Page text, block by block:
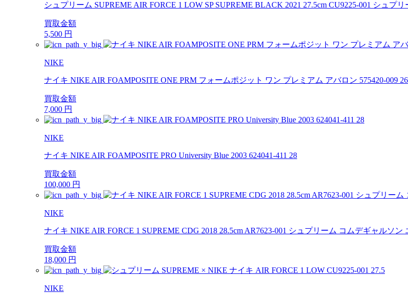
シュプリーム SUPREME AIR FORCE 1 LOW SP SUPREME BLACK 2021 27.5cm CU9225-001 シュプ
買取金額
5,500 円
NIKE
ナイキ NIKE AIR FOAMPOSITE ONE PRM フォームポジット ワン プレミアム アバロン 575420-009
買取金額
7,000 円
NIKE
ナイキ NIKE AIR FOAMPOSITE PRO University Blue 2003 624041-411 28
買取金額
100,000 円
NIKE
ナイキ NIKE AIR FORCE 1 SUPREME CDG 2018 28.5cm AR7623-001 シュプリーム コムデギャルソ
買取金額
18,000 円
NIKE